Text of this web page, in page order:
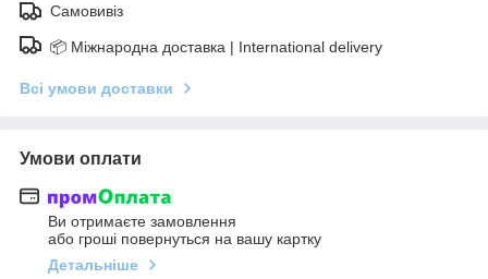
Самовивіз
📦 Міжнародна доставка | International delivery
Всі умови доставки
Умови оплати
Ви отримаєте замовлення
або гроші повернуться на вашу картку
Детальніше